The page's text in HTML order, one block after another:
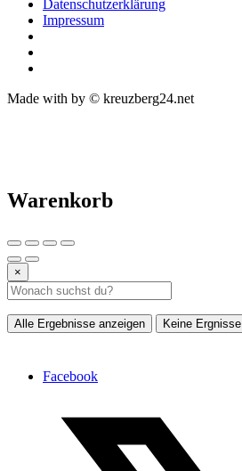
Datenschutzerklärung
Impressum
Made with by © kreuzberg24.net
Warenkorb
×
Alle Ergebnisse anzeigen Keine Ergnisse
Facebook